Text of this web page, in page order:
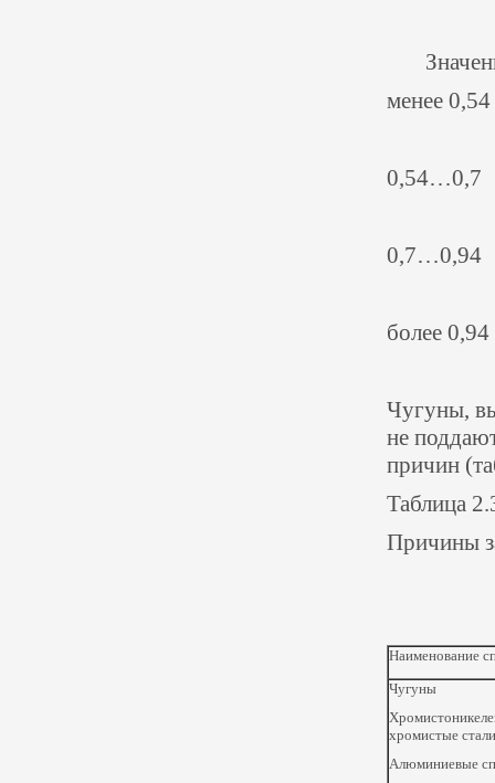
менее
0,54…0,7
0,7…0,94
более
Чугуны,
не
причин (
Таблица
Причины
Наименование
Чугуны
хромистые стали
Алюминиевые